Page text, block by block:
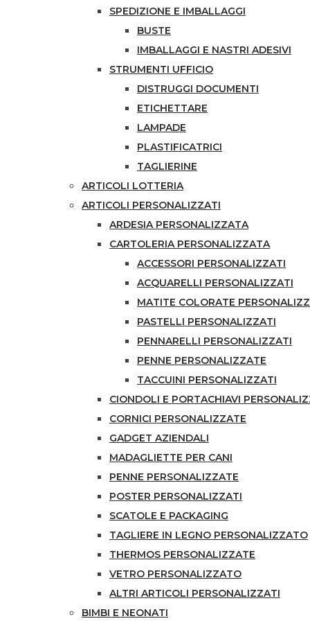
SPEDIZIONE E IMBALLAGGI
BUSTE
IMBALLAGGI E NASTRI ADESIVI
STRUMENTI UFFICIO
DISTRUGGI DOCUMENTI
ETICHETTARE
LAMPADE
PLASTIFICATRICI
TAGLIERINE
ARTICOLI LOTTERIA
ARTICOLI PERSONALIZZATI
ARDESIA PERSONALIZZATA
CARTOLERIA PERSONALIZZATA
ACCESSORI PERSONALIZZATI
ACQUARELLI PERSONALIZZATI
MATITE COLORATE
PASTELLI PERSONALIZZATI
PENNARELLI PERSONALIZZATI
PENNE PERSONALIZZATE
TACCUINI PERSONALIZZATI
CIONDOLI E PORTACHIAVI
CORNICI PERSONALIZZATE
GADGET AZIENDALI
MADAGLIETTE PER CANI
PENNE PERSONALIZZATE
POSTER PERSONALIZZATI
SCATOLE E PACKAGING
TAGLIERE IN LEGNO PERSONALIZZATO
THERMOS PERSONALIZZATE
VETRO PERSONALIZZATO
ALTRI ARTICOLI PERSONALIZZATI
BIMBI E NEONATI